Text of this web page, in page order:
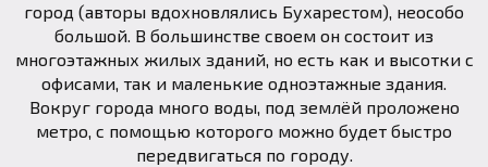
город (авторы вдохновлялись Бухарестом), неособо
большой. В большинстве своем он состоит из
многоэтажных жилых зданий, но есть как и высотки с
офисами, так и маленькие одноэтажные здания.
Вокруг города много воды, под землёй проложено
метро, с помощью которого можно будет быстро
передвигаться по городу.